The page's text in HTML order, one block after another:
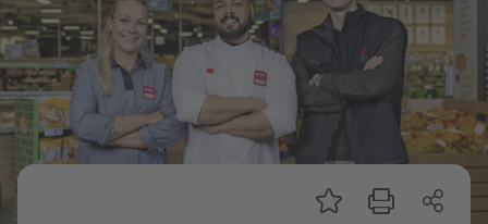
Startseite
REWE Group als Arbeitgeber
Ausbildung & Studium
Praktikum & Werkstudium